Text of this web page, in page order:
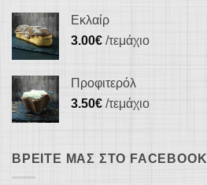
Εκλαίρ
3.00€ /τεμάχιο
Προφιτερόλ
3.50€ /τεμάχιο
ΒΡΕΊΤΕ ΜΑΣ ΣΤΟ FACEBOOK